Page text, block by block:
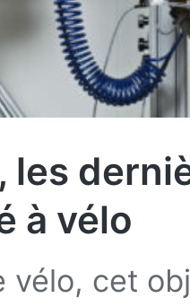
les
à vélo
vélo, cet